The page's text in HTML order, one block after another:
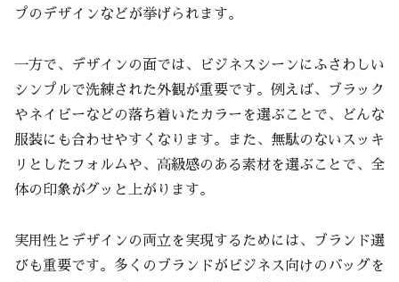
プのデザインなどが挙げられます。
一方で、デザインの面では、ビジネスシーンにふさわしい
シンプルで洗練された外観が重要です。例えば、ブラック
やネイビーなどの落ち着いたカラーを選ぶことで、どんな
服装にも合わせやすくなります。また、無駄のないスッキ
リとしたフォルムや、高級感のある素材を選ぶことで、全
体の印象がグッと上がります。
実用性とデザインの両立を実現するためには、ブランド選
びも重要です。多くのブランドがビジネス向けのバッグを